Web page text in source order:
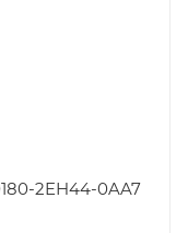
2EH44-0AA7